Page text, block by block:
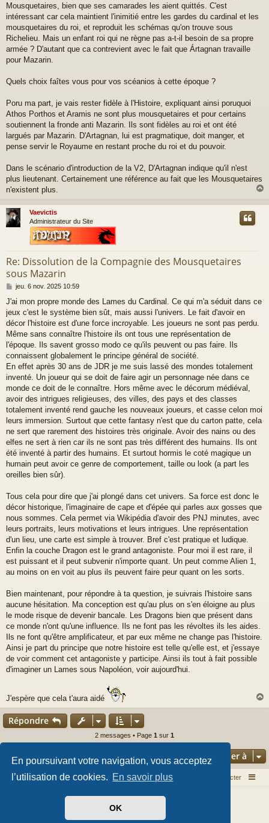
En poursuivant votre navigation, vous acceptez
l’utilisation de cookies. En savoir plus
OK
Mousquetaires, bien que ses camarades les aient quittés. C'est
intéressant car cela maintient l'inimitié entre les gardes du cardinal et les
mousquetaires du roi, et reproduit les schémas qu'on trouve sous
Richelieu. Mais un enfant roi qui ne règne pas a-t-il besoin de sa propre
armée ? D'autant que ca contrevient avec le fait que Ártagnan travaille
pour Mazarin.
Quels choix faîtes vous pour vos scéanios à cette époque ?
Poru ma part, je vais rester fidèle à l'Histoire, expliquant ainsi poruquoi
Athos Porthos et Aramis ne sont plus mousquetaires et pour certains
soutiennent la fronde anti Mazarin. Ils sont fidèles au roi et ont été
largués par Mazarin. D'Artagnan, lui est pragmatique, doit manger, et
pense servir le Royaume en restant proche du roi et du pouvoir.
Dans le scénario d'introduction de la V2, D'Artagnan indique qu'il n'est
plus lieutenant. Certainement une référence au fait que les Mousquetaires
n'existent plus.
u
Vaevictis
Administrateur du Site
Re: Dissolution de la Compagnie des Mousquetaires
sous Mazarin
M
s
s
a
g
jeu. 6 nov. 2025 10:59
J'ai mon propre monde des Lames du Cardinal. Ce qui m'a séduit dans ce
jeux c'est le système bien sût, mais aussi l'univers. Le fait d'avoir en
décor l'histoire est d'une force incroyable. Les joueurs ne sont pas perdu.
Même sans connaître l'histoire ils ont tous une représentation de
l'époque. Ils savent grosso modo ce qu'ils peuvent ou pas faire. Ils
connaissent globalement le principe général de société.
En effet après 30 ans de JDR je me suis lassé des mondes totalement
inventé. Un joueur qui se doit de faire agir un personnage née dans ce
monde ce doit de le connaître. Hors même avec le décorum médiéval,
avoir des intrigues religieuses, des villes, des pays et des classes
totalement inventé rend gauche les nouveaux joueurs, et casse celon moi
leurs immersion. Surtout que cette fantasy n'est que du carton patte, cela
ne sert que rarement des histoires très originale. Avoir des nains ou des
elfes ne sert à rien car ils ne sont pas très différent des humains. Ils ont
été inventé à partir des humains. Et surtout hormis le coté magique un
humain peut avoir ce genre de comportement, taille ou look (a part les
oreilles bien sûr).
Tous cela pour dire que j'ai plongé dans cet univers. Sa force est donc le
décor historique, l'imaginaire de cape et d'épée qui parles aux gosses que
nous sommes. Cela permet via Wikipédia d'avoir des PNJ minutes, avec
leurs portraits, leurs motivations et leurs intrigues. Une représentation
d'un lieu, une carte est simple à trouver. Bref c'est pratique et ludique.
Enfin la couche Dragon est le grand antagoniste. Pour moi il est rare, il
est puissant et il peut subvenir n'importe quant. Un peut comme Alien 1,
au moins on en voit au plus ils peuvent faire peur quant on les sorts.
Bien maintenant, pour répondre à ta question, je suivrais l'histoire sans
aucune hésitation. Ma conception est qu'au plus on s'en éloigne au plus
le mode risque de devenir bancale. Les Dragons bien que présent dans
ce monde n'ont qu'une influence. Ils ne font pas les révoltes ils les aides.
Ils ne font qu'être amplificateur, et par eux même ne change pas l'histoire.
Ainsi je part du principe que notre histoire est telle qu'elle est, et j'essaye
de voir comment cet antagoniste y participe. Ainsi ils tout à fait possible
d'imaginer un Lames sous Napoléon, voir aujourd'hui.
J'espère que cela t'aura aidé
a
Répondre
2 messages • Page 1 sur 1
Aller à
Index du forum Nous contacter
Développé parphpBB® Forum Software © phpBB Limited
Arty- phpBB 3.3 par MrGaby
phpBB-fr.com